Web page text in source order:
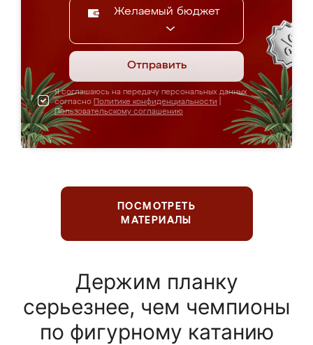
Желаемый бюджет
Отправить
Я соглашаюсь на передачу персональных данных
согласно Политике конфиденциальности
Пользовательскому соглашению
ПОСМОТРЕТЬ
МАТЕРИАЛЫ
Держим планку
серьезнее, чем чемпионы
по фигурному катанию